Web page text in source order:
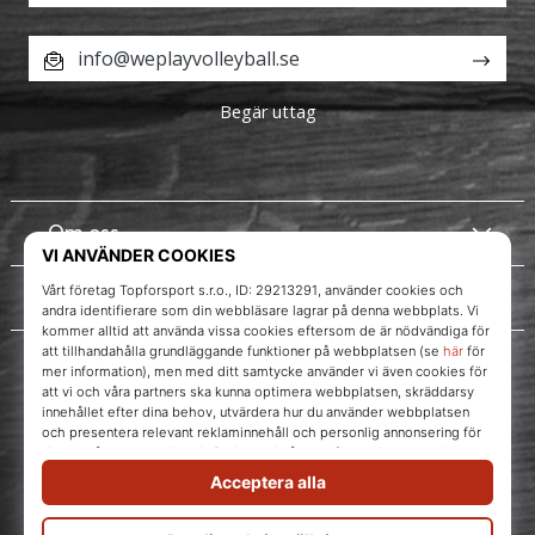
WePlayVolleyball.se
Instagram
Om oss
Kundtjänst
info@weplayvolleyball.se
Begär uttag